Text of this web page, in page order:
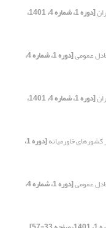
[دوره 1، شماره 4، 1401،
عمومی [دوره 1، شماره 4،
[دوره 1، شماره 4، 1401،
خاورمیانه [دوره 1،
عمومی [دوره 1، شماره 4،